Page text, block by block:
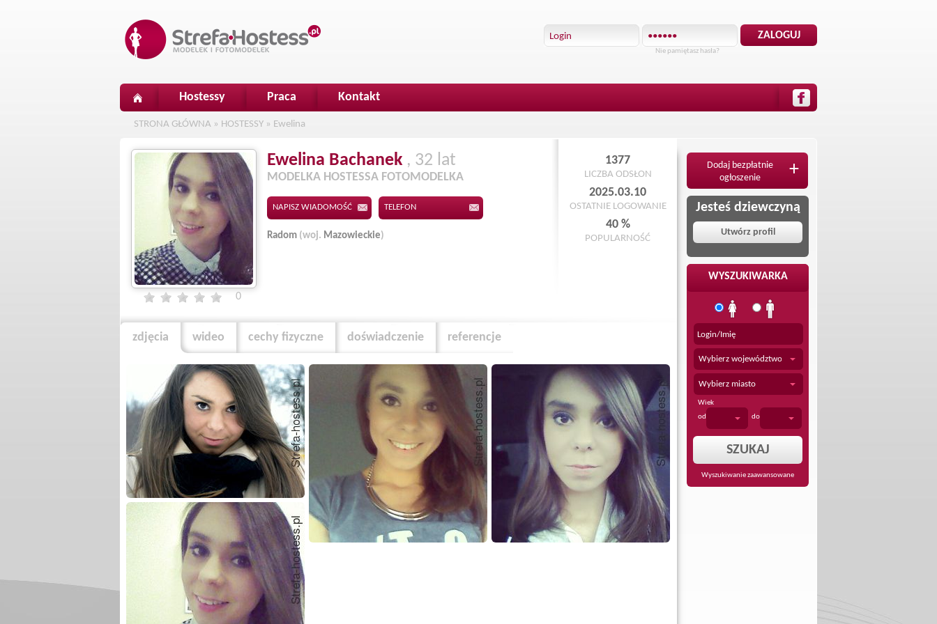
Nie pamiętasz hasła?
Hostessy Praca Kontakt
STRONA GŁÓWNA » HOSTESSY » Ewelina
0
Ewelina Bachanek , 32 lat
MODELKA HOSTESSA FOTOMODELKA
NAPISZ WIADOMOŚĆ TELEFON
Radom (woj. Mazowieckie)
1377
LICZBA ODSŁON
2025.03.10
OSTATNIE LOGOWANIE
40 %
POPULARNOŚĆ
zdjęcia wideo cechy fizyczne doświadczenie referencje
Dodaj bezpłatnie
ogłoszenie
+
Jesteś dziewczyną
Utwórz profil
WYSZUKIWARKA
Wybierz województwo
Wybierz miasto
Wiek
od
do
Wyszukiwanie zaawansowane